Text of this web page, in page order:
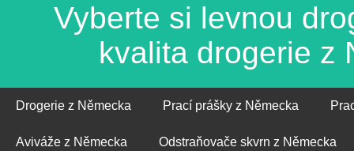
Vyberte si levnou
kvalita drogerie z
Drogerie z Německa Prací prášky z Německa
Aviváže z Německa Odstraňovače skvrn z Německa